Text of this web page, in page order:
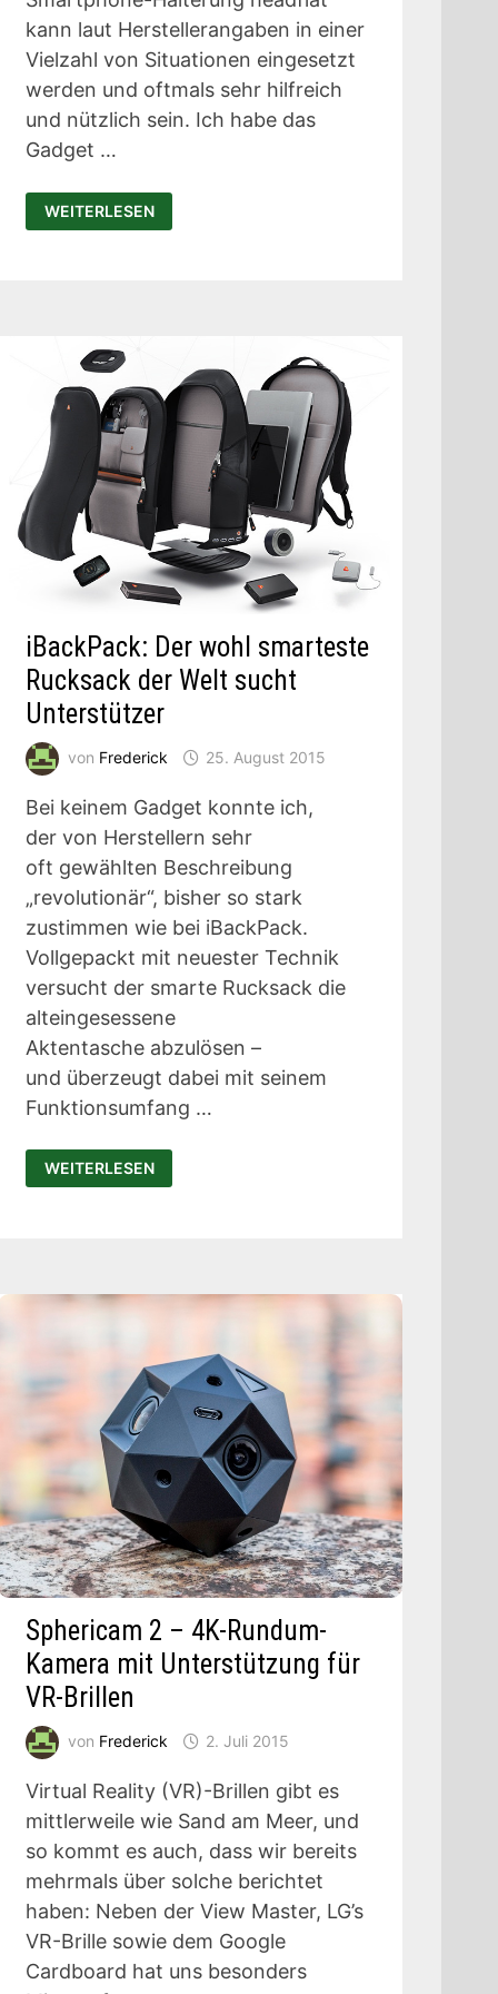
kann laut Herstellerangaben in einer
Vielzahl von Situationen eingesetzt
werden und oftmals sehr hilfreich
und nützlich sein. Ich habe das
Gadget …
HEADFLAT
IM
TEST:
WEITERLESEN
iBackPack: Der wohl smarteste
Rucksack der Welt sucht
Unterstützer
von Frederick 25. August 2015
Bei keinem Gadget konnte ich,
der von Herstellern sehr
oft gewählten Beschreibung
„revolutionär“, bisher so stark
zustimmen wie bei iBackPack.
Vollgepackt mit neuester Technik
versucht der smarte Rucksack die
alteingesessene
Aktentasche abzulösen –
und überzeugt dabei mit seinem
Funktionsumfang …
IBACKPACK:
DER
WOHL
WEITERLESEN
Sphericam 2 – 4K-Rundum-
Kamera mit Unterstützung für
VR-Brillen
von Frederick 2. Juli 2015
Virtual Reality (VR)-Brillen gibt es
mittlerweile wie Sand am Meer, und
so kommt es auch, dass wir bereits
mehrmals über solche berichtet
haben: Neben der View Master, LG’s
VR-Brille sowie dem Google
Cardboard hat uns besonders